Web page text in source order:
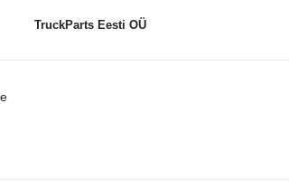
TruckParts Eesti OÜ